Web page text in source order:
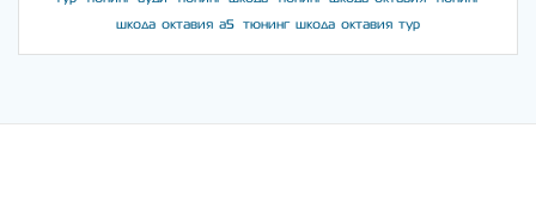
шкода октавия а5
тюнинг шкода октавия тур